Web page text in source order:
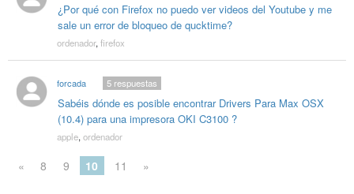
¿Por qué con Firefox no puedo ver videos del Youtube y me
sale un error de bloqueo de qucktime?
ordenador, firefox
forcada
Sabéis dónde es posible encontrar Drivers Para Max OSX
(10.4) para una impresora OKI C3100 ?
5respuestas
apple, ordenador
« 8 9 10 11 »